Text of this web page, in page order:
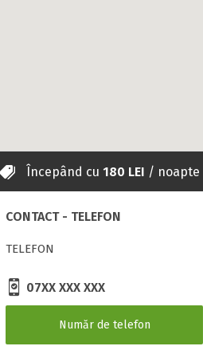
Începând cu 180 LEI / noapte
CONTACT - TELEFON
TELEFON
07XX XXX XXX
Număr de telefon